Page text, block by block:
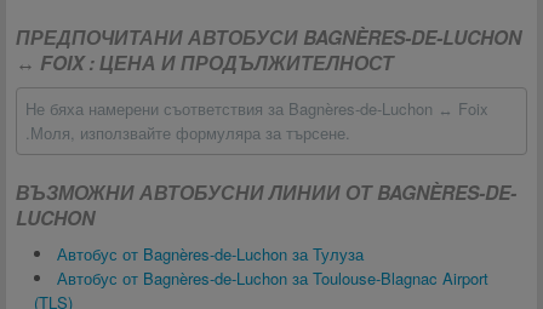
ПРЕДПОЧИТАНИ АВТОБУСИ BAGNÈRES-DE-LUCHON
↔ FOIX : ЦЕНА И ПРОДЪЛЖИТЕЛНОСТ
Не бяха намерени съответствия за Bagnères-de-Luchon ↔ Foix
.Моля, използвайте формуляра за търсене.
ВЪЗМОЖНИ АВТОБУСНИ ЛИНИИ ОТ BAGNÈRES-DE-
LUCHON
Автобус от Bagnères-de-Luchon за Тулуза
Автобус от Bagnères-de-Luchon за Toulouse-Blagnac Airport
(TLS)